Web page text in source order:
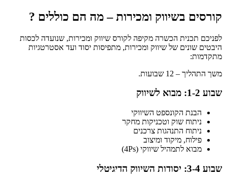
קורסים בשיווק ומכירות – מה הם כוללים ?
לפניכם תכנית הכשרה מקיפה לקורס שיווק ומכירות, שנועדה לכסות
היבטים שונים של שיווק ומכירות, מתפיסות יסוד ועד אסטרטגיות
מתקדמות:
משך התהליך – 12 שבועות.
שבוע 1-2: מבוא לשיווק
הבנת הקונספט השיווקי
ניתוח שוק וטכניקות מחקר
ניתוח התנהגות צרכנים
פילוח, מיקוד ומיצוב
מבוא לתמהיל שיווקי (4Ps)
שבוע 3-4: יסודות השיווק הדיגיטלי